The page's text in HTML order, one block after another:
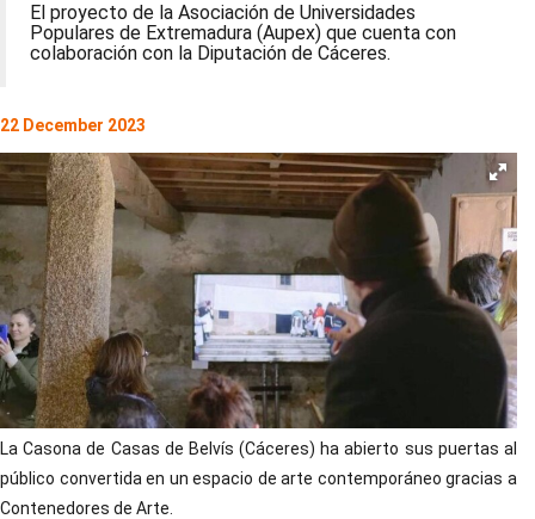
El proyecto de la Asociación de Universidades
Populares de Extremadura (Aupex) que cuenta con
colaboración con la Diputación de Cáceres.
22 December 2023
La Casona de Casas de Belvís (Cáceres) ha abierto sus puertas al
público convertida en un espacio de arte contemporáneo gracias a
Contenedores de Arte.